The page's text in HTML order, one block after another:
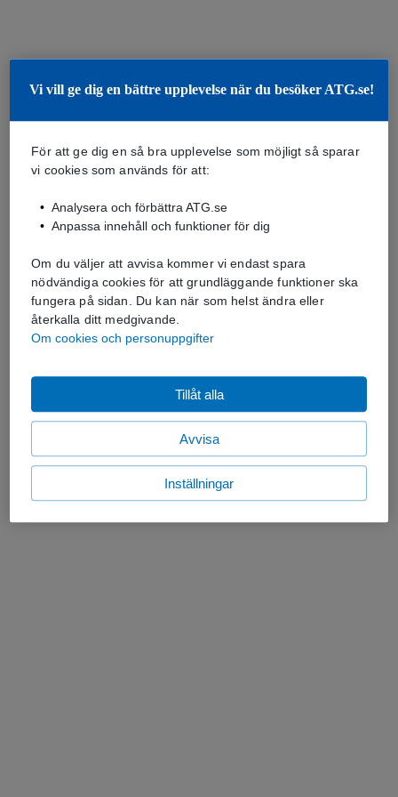
Vi vill ge dig en bättre upplevelse när du besöker ATG.se!
För att ge dig en så bra upplevelse som möjligt så sparar
vi cookies som används för att:
Analysera och förbättra ATG.se
Anpassa innehåll och funktioner för dig
Om du väljer att avvisa kommer vi endast spara
nödvändiga cookies för att grundläggande funktioner ska
fungera på sidan. Du kan när som helst ändra eller
återkalla ditt medgivande.
Om cookies och personuppgifter
Avvisa
Tillåt alla
Inställningar